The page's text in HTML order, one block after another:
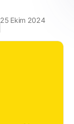
25 Ekim 2024